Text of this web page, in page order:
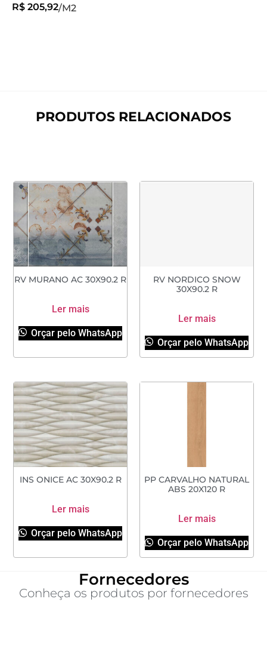
R$ 205,92/M2
PRODUTOS RELACIONADOS
RV MURANO AC 30X90.2 R
Ler mais
Orçar pelo WhatsApp
RV NORDICO SNOW
30X90.2 R
Ler mais
Orçar pelo WhatsApp
INS ONICE AC 30X90.2 R
Ler mais
Orçar pelo WhatsApp
PP CARVALHO NATURAL
ABS 20X120 R
Ler mais
Orçar pelo WhatsApp
Fornecedores
Conheça os produtos por fornecedores